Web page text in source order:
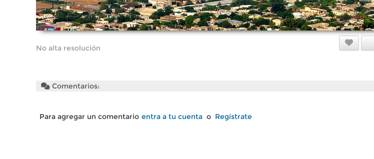
No alta resolución
Comentarios:
Para agregar un comentario entra a tu cuenta o Regístrate